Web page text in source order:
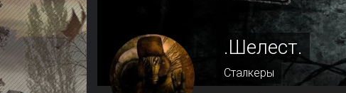
.Шелест.
Сталкеры